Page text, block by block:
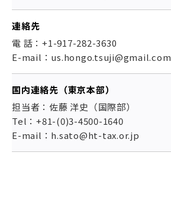
連絡先
電 話：+1-917-282-3630
E-mail：us.hongo.tsuji@gmail.com
国内連絡先（東京本部）
担当者：佐藤 洋史（国際部）
Tel：+81-(0)3-4500-1640
E-mail：h.sato@ht-tax.or.jp